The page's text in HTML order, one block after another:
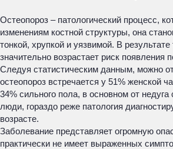
Остеопороз – патологический процесс,
изменениям костной структуры, она
тонкой, хрупкой и уязвимой. В
значительно возрастает риск появления
Следуя статистическим данным, можно
остеопороз встречается у 51% женской
34% сильного пола, в основном от
люди, гораздо реже патология
возрасте.
Заболевание представляет огромную
практически не имеет выраженных